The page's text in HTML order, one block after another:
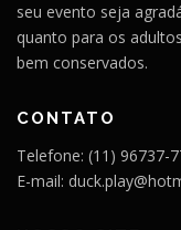
seu evento seja
quanto para os
bem conservados.
CONTATO
Telefone: (11) 96737-
E-mail: